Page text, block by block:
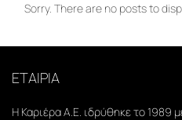
Sorry. There are no posts to
ΕΤΑΙΡΙΑ
Η Καριέρα Α.Ε. ιδρύθηκε το 1989